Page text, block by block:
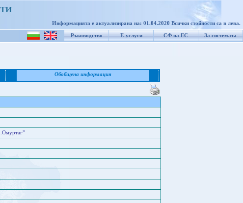
Информацията е актуализирана на: 01.04.2020 Всички стойности са в лева.
Ръководство Е-услуги СФ на ЕС За системата
Обобщена информация